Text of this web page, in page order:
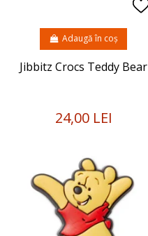
Jibbitz Crocs Teddy Bear
24,00 LEI
Adaugă în coș